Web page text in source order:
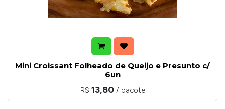
Mini Croissant Folheado de Queijo e Presunto c/
6un
R$ 13,80 / pacote